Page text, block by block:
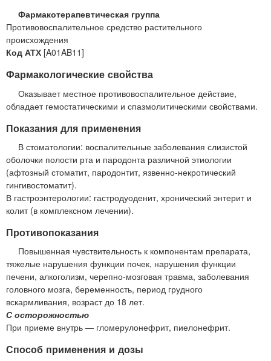
Фармакотерапевтическая группа
Противовоспалительное средство растительного
происхождения
Код АТХ [A01AB11]
Фармакологические свойства
Оказывает местное противовоспалительное действие,
обладает гемостатическими и спазмолитическими свойствами.
Показания для применения
В стоматологии: воспалительные заболевания слизистой
оболочки полости рта и пародонта различной этиологии
(афтозный стоматит, пародонтит, язвенно-некротический
гингивостоматит).
В гастроэнтерологии: гастродуоденит, хронический энтерит и
колит (в комплексном лечении).
Противопоказания
Повышенная чувствительность к компонентам препарата,
тяжелые нарушения функции почек, нарушения функции
печени, алкоголизм, черепно-мозговая травма, заболевания
головного мозга, беременность, период грудного
вскармливания, возраст до 18 лет.
С осторожностью
При приеме внутрь — гломерулонефрит, пиелонефрит.
Способ применения и дозы